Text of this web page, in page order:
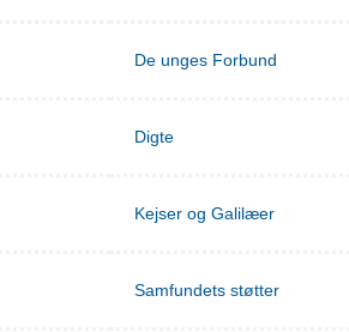
De unges Forbund
Digte
Kejser og Galilæer
Samfundets støtter